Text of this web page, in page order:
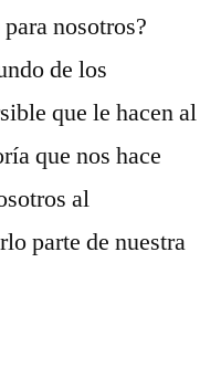
nosotros?
de los
que le hacen al
que nos hace
al
parte de nuestra